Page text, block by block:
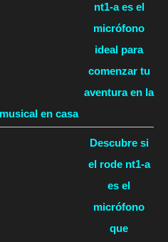
nt1-a es el
micrófono
ideal para
comenzar tu
aventura en la
en casa
Descubre si
el rode nt1-a
es el
micrófono
que